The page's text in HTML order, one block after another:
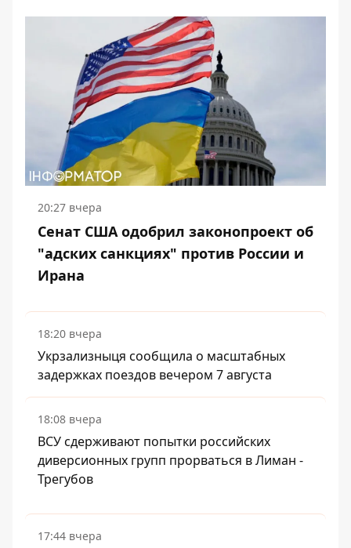
20:27 вчера
Сенат США одобрил законопроект об
"адских санкциях" против России и
Ирана
18:20 вчера
Укрзализныця сообщила о масштабных
задержках поездов вечером 7 августа
18:08 вчера
ВСУ сдерживают попытки российских
диверсионных групп прорваться в Лиман -
Трегубов
17:44 вчера